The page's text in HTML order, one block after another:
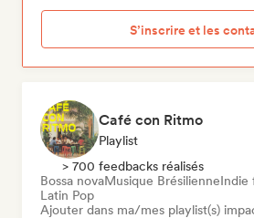
S’inscrire et les
Café con Ritmo
Playlist
> 700 feedbacks réalisés
Bossa novaMusique BrésilienneIndie
Latin Pop
Ajouter dans ma/mes playlist(s)